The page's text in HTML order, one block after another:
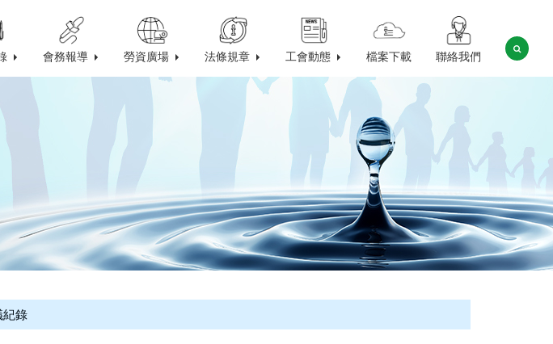
會務報導 勞資廣場 法條規章 工會動態 檔案下載 聯絡我們
紀錄